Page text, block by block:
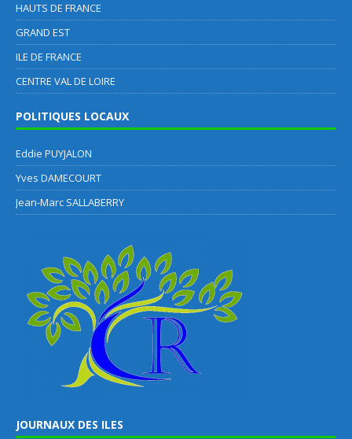
HAUTS DE FRANCE
GRAND EST
ILE DE FRANCE
CENTRE VAL DE LOIRE
POLITIQUES LOCAUX
Eddie PUYJALON
Yves DAMECOURT
Jean-Marc SALLABERRY
JOURNAUX DES ILES